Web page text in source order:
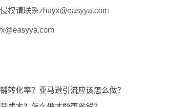
权请联系zhuyx@easyya.com
转化率？亚马逊引流应该怎么做？